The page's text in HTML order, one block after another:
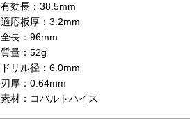
有効長：38.5mm
適応板厚：3.2mm
全長：96mm
質量：52g
ドリル径：6.0mm
刃厚：0.64mm
素材：コバルトハイス